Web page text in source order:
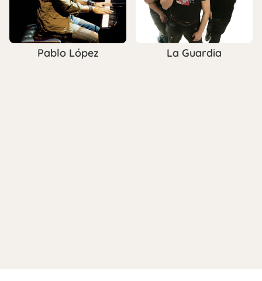
Pablo López La Guardia